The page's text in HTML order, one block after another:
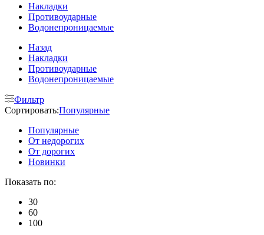
Накладки
Противоударные
Водонепроницаемые
Назад
Накладки
Противоударные
Водонепроницаемые
Фильтр
Сортировать:Популярные
Популярные
От недорогих
От дорогих
Новинки
Показать по:
30
60
100